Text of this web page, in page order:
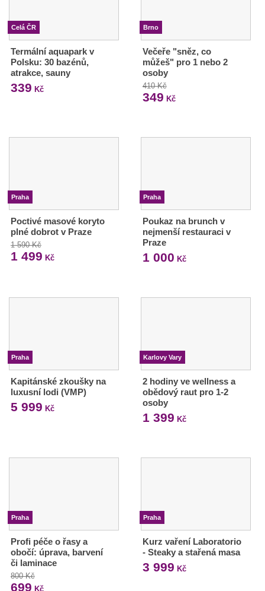
Celá ČR
Termální aquapark v
Polsku: 30 bazénů,
atrakce, sauny
339 Kč
Brno
Večeře "sněz, co
můžeš" pro 1 nebo 2
osoby
410 Kč
349 Kč
Praha
Poctivé masové koryto
plné dobrot v Praze
1 590 Kč
1 499 Kč
Praha
Poukaz na brunch v
nejmenší restauraci v
Praze
1 000 Kč
Praha
Kapitánské zkoušky na
luxusní lodi (VMP)
5 999 Kč
Karlovy Vary
2 hodiny ve wellness a
obědový raut pro 1-2
osoby
1 399 Kč
Praha
Profi péče o řasy a
obočí: úprava, barvení
či laminace
800 Kč
699 Kč
Praha
Kurz vaření Laboratorio
- Steaky a stařená masa
3 999 Kč